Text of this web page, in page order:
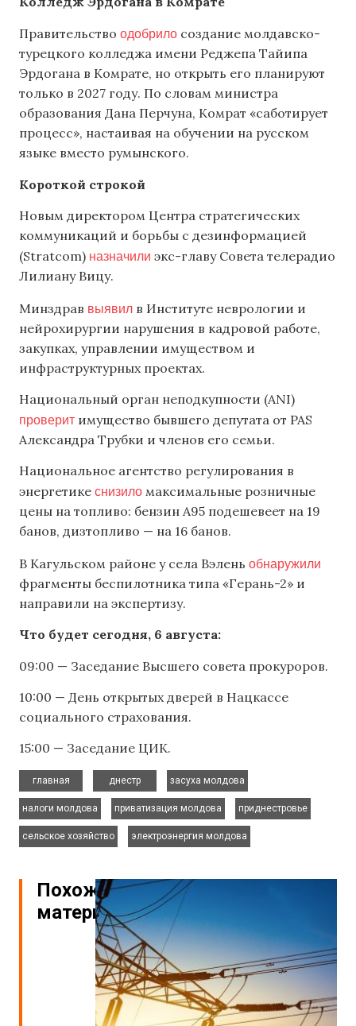
Правительство одобрило создание молдавско-
турецкого колледжа имени Реджепа Тайипа
Эрдогана в Комрате, но открыть его планируют
только в 2027 году. По словам министра
образования Дана Перчуна, Комрат «саботирует
процесс», настаивая на обучении на русском
языке вместо румынского.
Короткой строкой
Новым директором Центра стратегических
коммуникаций и борьбы с дезинформацией
(Stratcom) назначили экс-главу Совета телерадио
Лилиану Вицу.
Минздрав выявил в Институте неврологии и
нейрохирургии нарушения в кадровой работе,
закупках, управлении имуществом и
инфраструктурных проектах.
Национальный орган неподкупности (ANI)
проверит имущество бывшего депутата от PAS
Александра Трубки и членов его семьи.
Национальное агентство регулирования в
энергетике снизило максимальные розничные
цены на топливо: бензин А95 подешевеет на 19
банов, дизтопливо — на 16 банов.
В Кагульском районе у села Вэлень обнаружили
фрагменты беспилотника типа «Герань-2» и
направили на экспертизу.
Что будет сегодня, 6 августа:
09:00 — Заседание Высшего совета прокуроров.
10:00 — День открытых дверей в Нацкассе
социального страхования.
15:00 — Заседание ЦИК.
главная
днестр
засуха молдова
налоги молдова
приватизация молдова
приднестровье
сельское хозяйство
электроэнергия молдова
Похожие
материалы